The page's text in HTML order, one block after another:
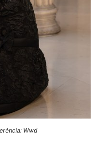
Wwd